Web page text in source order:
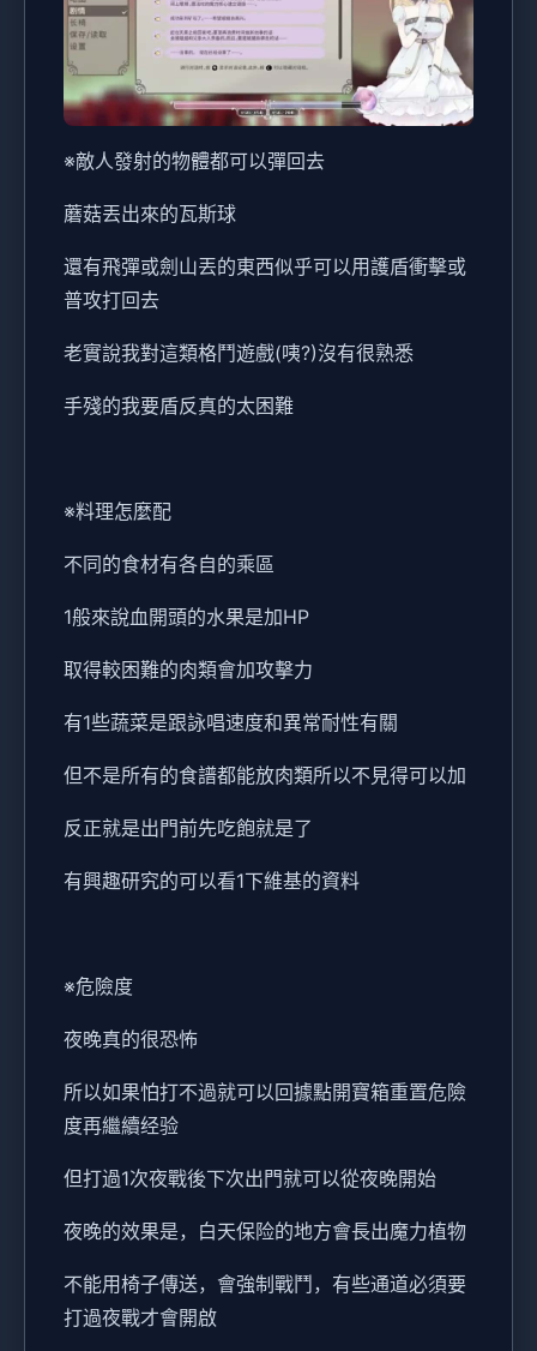
※敵人發射的物體都可以彈回去
蘑菇丟出來的瓦斯球
還有飛彈或劍山丟的東西似乎可以用護盾衝擊或
普攻打回去
老實說我對這類格鬥遊戲(咦?)沒有很熟悉
手殘的我要盾反真的太困難
※料理怎麼配
不同的食材有各自的乘區
1般來說血開頭的水果是加HP
取得較困難的肉類會加攻擊力
有1些蔬菜是跟詠唱速度和異常耐性有關
但不是所有的食譜都能放肉類所以不見得可以加
反正就是出門前先吃飽就是了
有興趣研究的可以看1下維基的資料
※危險度
夜晚真的很恐怖
所以如果怕打不過就可以回據點開寶箱重置危險
度再繼續经验
但打過1次夜戰後下次出門就可以從夜晚開始
夜晚的效果是，白天保险的地方會長出魔力植物
不能用椅子傳送，會強制戰鬥，有些通道必須要
打過夜戰才會開啟